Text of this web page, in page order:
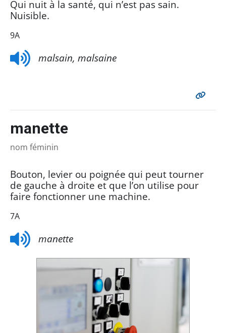
Qui nuit à la santé, qui n’est pas sain.
Nuisible.
9A
malsain, malsaine
manette
nom féminin
Bouton, levier ou poignée qui peut tourner
de gauche à droite et que l’on utilise pour
faire fonctionner une machine.
7A
manette